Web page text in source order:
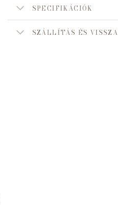
SPECIFIKÁCIÓK
SZÁLLÍTÁS ÉS